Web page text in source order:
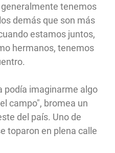
tenemos
demás que son más
estamos juntos,
hermanos, tenemos
podía imaginarme algo
campo", bromea un
del país. Uno de
toparon en plena calle